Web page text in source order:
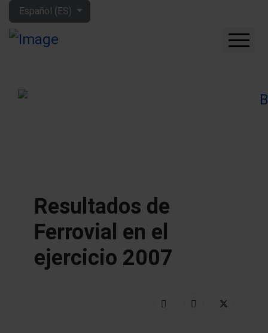
Seleccione su idioma
Español (ES)
APRENDE MÁS
Resultados de
Ferrovial en el
ejercicio 2007